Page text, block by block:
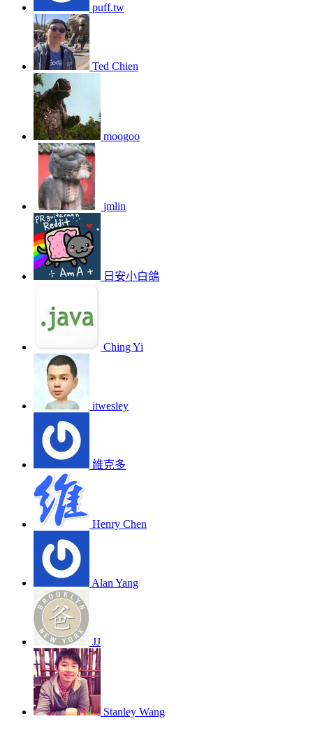
puff.tw
Ted Chien
moogoo
jmlin
日安小白鴿
Ching Yi
itwesley
維克多
Henry Chen
Alan Yang
JJ
Stanley Wang